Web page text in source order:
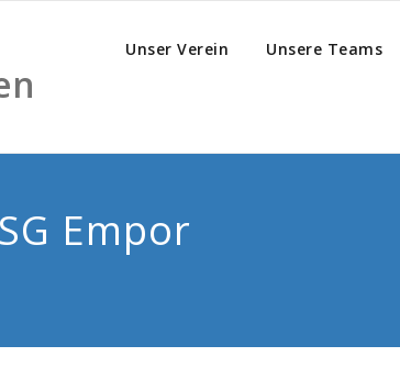
Unser Verein Unsere Teams
Empor